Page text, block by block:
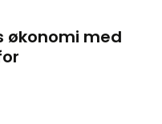
økonomi med